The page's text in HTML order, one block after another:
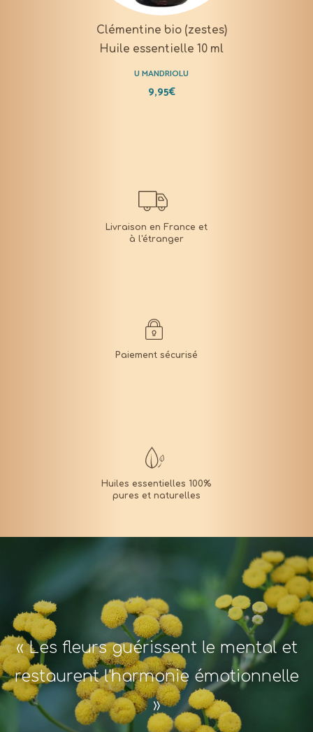
Clémentine bio (zestes)
Huile essentielle 10 ml
U MANDRIOLU
9,95€
« Les fleurs guérissent le mental et
restaurent l'harmonie émotionnelle
»